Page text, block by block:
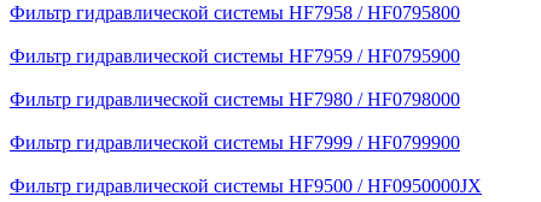
Фильтр гидравлической системы HF7958 / HF0795800
Фильтр гидравлической системы HF7959 / HF0795900
Фильтр гидравлической системы HF7980 / HF0798000
Фильтр гидравлической системы HF7999 / HF0799900
Фильтр гидравлической системы HF9500 / HF0950000JX